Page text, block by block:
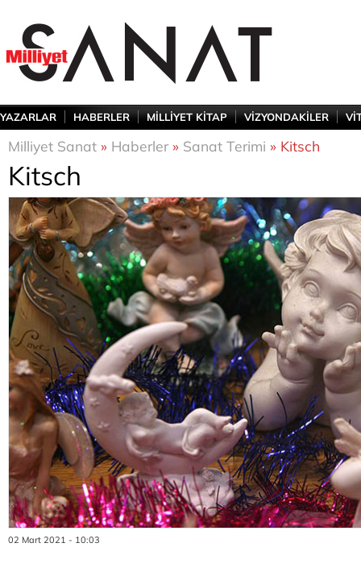
YAZARLAR HABERLER MİLLİYET KİTAP VİZYONDAKİLER
Milliyet Sanat » Haberler» Sanat Terimi » Kitsch
Kitsch
02 Mart 2021 - 10:03